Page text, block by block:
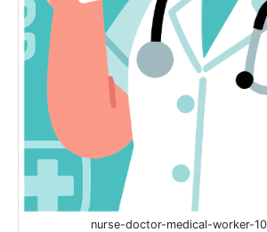
nurse-doctor-medical-worker-